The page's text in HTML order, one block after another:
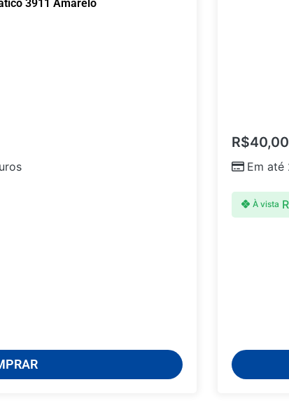
3911 Amarelo
R$40,00
Em
À vista